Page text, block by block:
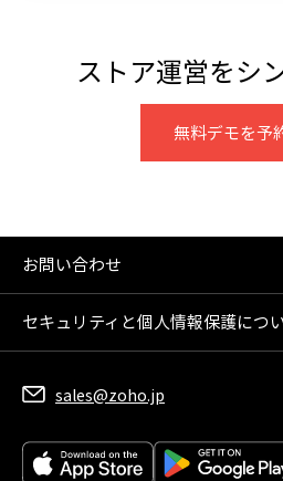
ストア運営をシ
無料デモを予
お問い合わせ
セキュリティと個人情報保護につ
sales@zoho.jp